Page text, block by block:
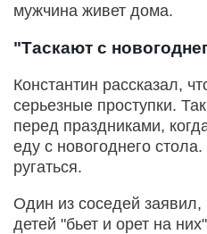
мужчина живет дома.
"Таскают с
Константин рассказал,
серьезные проступки.
перед праздниками,
еду с новогоднего
ругаться.
Один из соседей заявил,
детей "бьет и орет на